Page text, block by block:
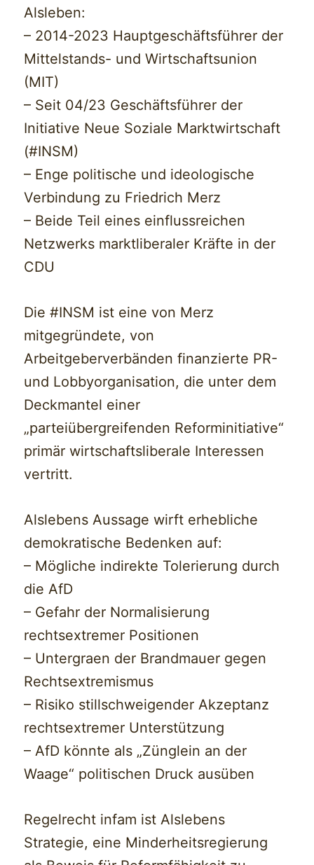
Alsleben:
– 2014-2023 Hauptgeschäftsführer der
Mittelstands- und Wirtschaftsunion
(MIT)
– Seit 04/23 Geschäftsführer der
Initiative Neue Soziale Marktwirtschaft
(#INSM)
– Enge politische und ideologische
Verbindung zu Friedrich Merz
– Beide Teil eines einflussreichen
Netzwerks marktliberaler Kräfte in der
CDU
Die #INSM ist eine von Merz
mitgegründete, von
Arbeitgeberverbänden finanzierte PR-
und Lobbyorganisation, die unter dem
Deckmantel einer
„parteiübergreifenden Reforminitiative“
primär wirtschaftsliberale Interessen
vertritt.
Alslebens Aussage wirft erhebliche
demokratische Bedenken auf:
– Mögliche indirekte Tolerierung durch
die AfD
– Gefahr der Normalisierung
rechtsextremer Positionen
– Untergraen der Brandmauer gegen
Rechtsextremismus
– Risiko stillschweigender Akzeptanz
rechtsextremer Unterstützung
– AfD könnte als „Zünglein an der
Waage“ politischen Druck ausüben
Regelrecht infam ist Alslebens
Strategie, eine Minderheitsregierung